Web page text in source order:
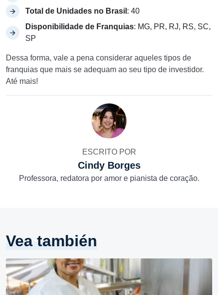
Total de Unidades no Brasil : 40
Disponibilidade de Franquias: MG, PR, RJ, RS, SC,
SP
Dessa forma, vale a pena considerar aqueles tipos de
franquias que mais se adequam ao seu tipo de investidor.
Até mais!
ESCRITO POR
Cindy Borges
Professora, redatora por amor e pianista de coração.
Vea también